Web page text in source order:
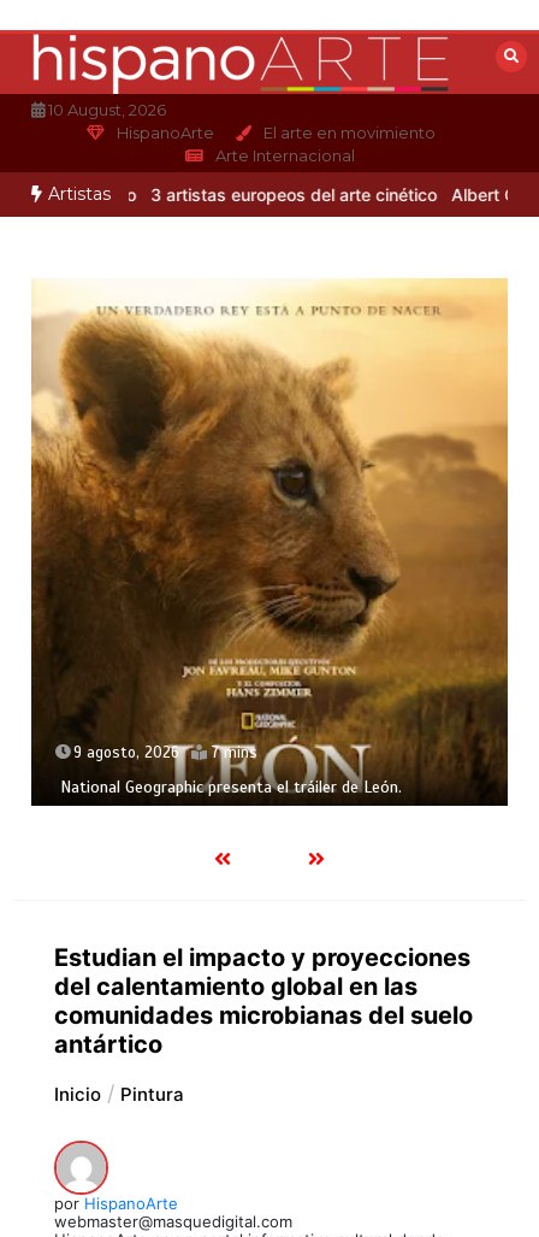
contenido
10 August, 2026
HispanoArte
El arte en movimiento
Arte Internacional
Artistas
Otero 3 artistas europeos del arte cinético Albert Gleizes:
9 agosto, 2026 7 mins
National Geographic presenta el tráiler de León.
Estudian el impacto y proyecciones
del calentamiento global en las
comunidades microbianas del suelo
antártico
Inicio Pintura
por HispanoArte
webmaster@masquedigital.com